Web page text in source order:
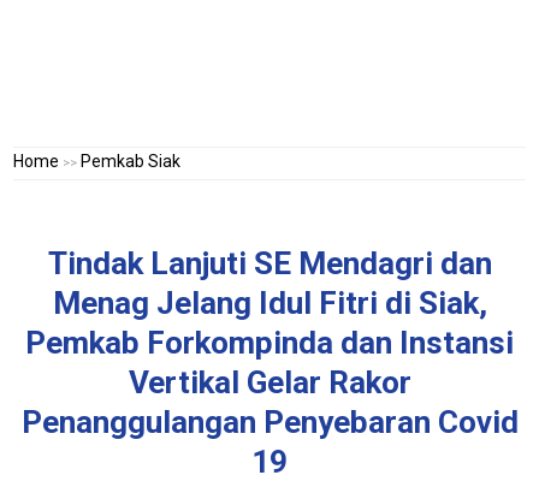
Home >> Pemkab Siak
Tindak Lanjuti SE Mendagri dan
Menag Jelang Idul Fitri di Siak,
Pemkab Forkompinda dan Instansi
Vertikal Gelar Rakor
Penanggulangan Penyebaran Covid
19